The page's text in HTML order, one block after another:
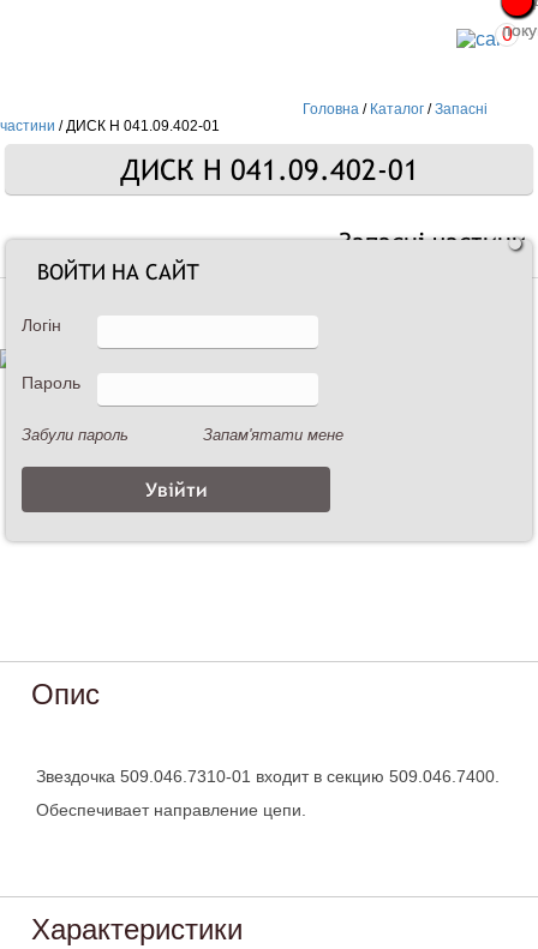
0
Головна / Каталог /Запасні
частини /ДИСК Н 041.09.402-01
ДИСК Н 041.09.402-01
Запасні частини
Опис
Звездочка 509.046.7310-01 входит в секцию 509.046.7400.
Обеспечивает направление цепи.
Характеристики
ВОЙТИ НА САЙТ
Логін
Пароль
Забули пароль Запам'ятати мене